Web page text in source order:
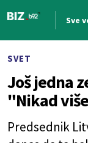
Sve
SVET
Još jedna
"Nikad
Predsednik